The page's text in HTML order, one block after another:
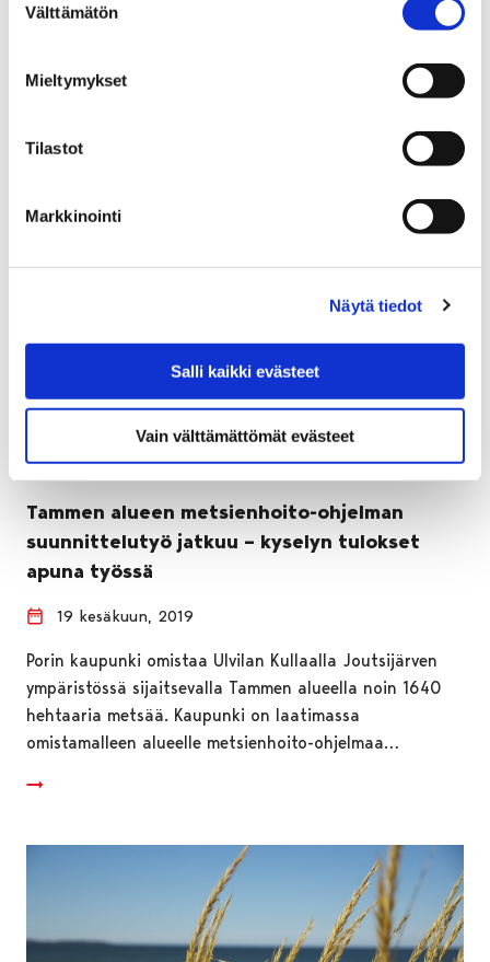
valinta
Välttämätön
Mieltymykset
Tilastot
Markkinointi
Näytä tiedot
Salli kaikki evästeet
Vain välttämättömät evästeet
Aikataulumuutoksia on juhannusaaton ja
Tammen alueen metsienhoito-ohjelman
suunnittelutyö jatkuu – kyselyn tulokset
apuna työssä
19 kesäkuun, 2019
Porin kaupunki omistaa Ulvilan Kullaalla Joutsijärven
ympäristössä sijaitsevalla Tammen alueella noin 1640
hehtaaria metsää. Kaupunki on laatimassa
omistamalleen alueelle metsienhoito-ohjelmaa…